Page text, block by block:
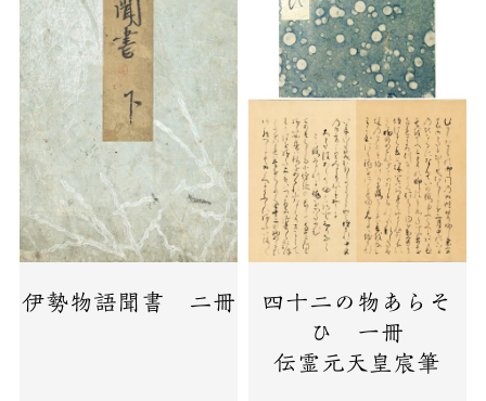
伊勢物語聞書 二冊
四十二の物あらそ
ひ 一冊
伝霊元天皇宸筆